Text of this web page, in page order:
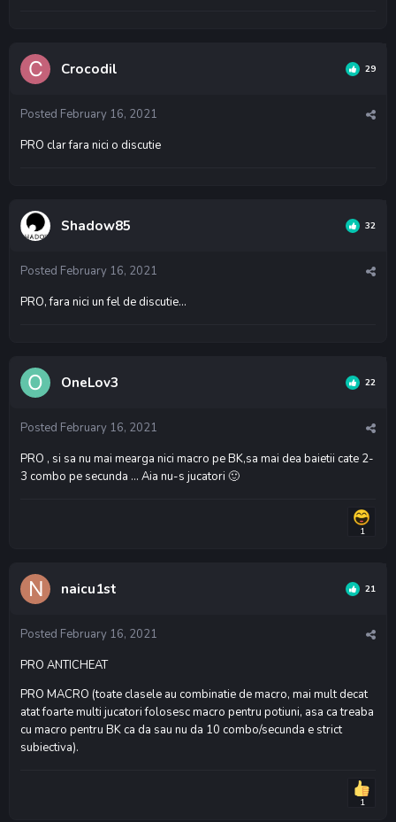
Crocodil 29
Posted February 16, 2021
PRO clar fara nici o discutie
Shadow85 32
Posted February 16, 2021
PRO, fara nici un fel de discutie...
OneLov3 22
Posted February 16, 2021
PRO , si sa nu mai mearga nici macro pe BK,sa mai dea baietii cate 2-
3 combo pe secunda ... Aia nu-s jucatori 🙂
1
naicu1st 21
Posted February 16, 2021
PRO ANTICHEAT
PRO MACRO (toate clasele au combinatie de macro, mai mult decat
atat foarte multi jucatori folosesc macro pentru potiuni, asa ca treaba
cu macro pentru BK ca da sau nu da 10 combo/secunda e strict
subiectiva).
1